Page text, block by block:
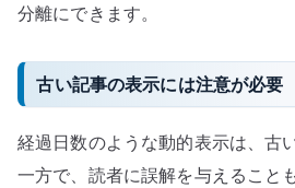
分離にできます。
古い記事の表示には注意が必要
経過日数のような動的表示は、古
一方で、読者に誤解を与えること